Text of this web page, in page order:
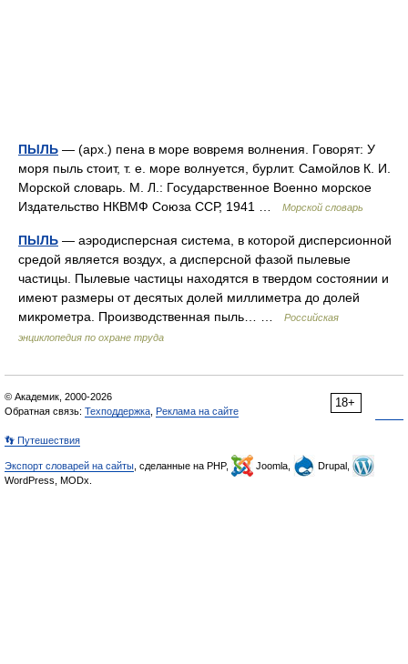
ПЫЛЬ — (арх.) пена в море вовремя волнения. Говорят: У
моря пыль стоит, т. е. море волнуется, бурлит. Самойлов К. И.
Морской словарь. М. Л.: Государственное Военно морское
Издательство НКВМФ Союза ССР, 1941 …
Морской словарь
ПЫЛЬ — аэродисперсная система, в которой дисперсионной
средой является воздух, а дисперсной фазой пылевые
частицы. Пылевые частицы находятся в твердом состоянии и
имеют размеры от десятых долей миллиметра до долей
микрометра. Производственная пыль… …
Российская
энциклопедия по охране труда
18+
© Академик, 2000-2026
Обратная связь: Техподдержка Реклама на сайте
👣 Путешествия
Экспорт словарей на сайты , сделанные на PHP, Joomla,
Drupal,
WordPress, MODx.